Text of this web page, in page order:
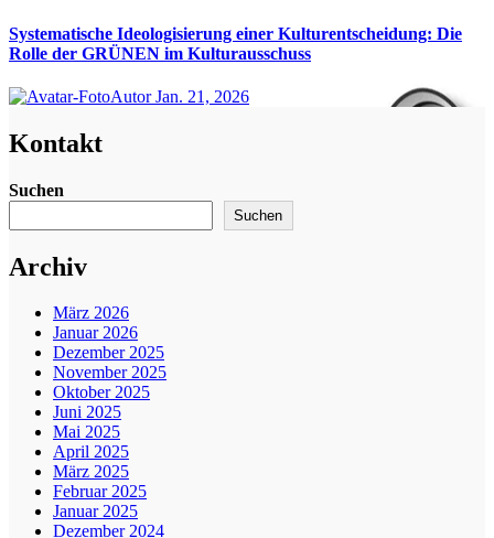
Systematische Ideologisierung einer Kulturentscheidung: Die
Rolle der GRÜNEN im Kulturausschuss
AutorJan. 21, 2026
Kontakt
Suchen
Suchen
Archiv
März 2026
Januar 2026
Dezember 2025
November 2025
Oktober 2025
Juni 2025
Mai 2025
April 2025
März 2025
Februar 2025
Januar 2025
Dezember 2024